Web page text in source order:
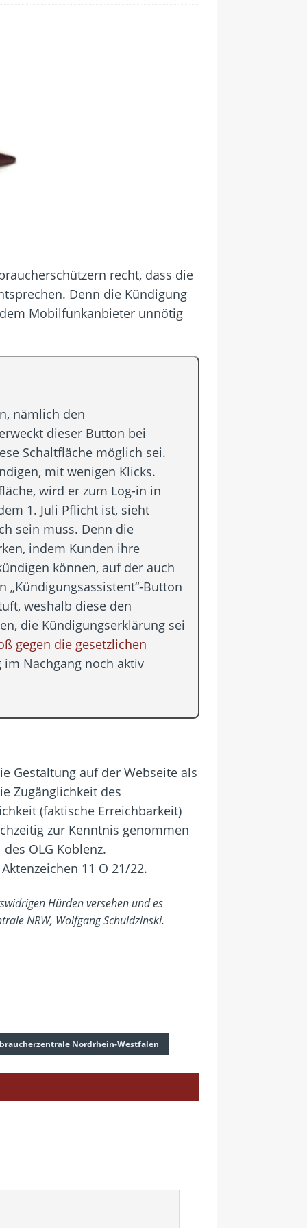
recht, dass die
Denn die Kündigung
Mobilfunkanbieter unnötig
nämlich den
dieser Button bei
Schaltfläche möglich sei.
mit wenigen Klicks.
wird er zum Log-in in
1. Juli Pflicht ist, sieht
sein muss. Denn die
indem Kunden ihre
können, auf der auch
„Kündigungsassistent“-Button
weshalb diese den
die Kündigungserklärung sei
gegen die gesetzlichen
Nachgang noch aktiv
Gestaltung auf der Webseite als
Zugänglichkeit des
(faktische Erreichbarkeit)
zur Kenntnis genommen
OLG Koblenz.
11 O 21/22.
Hürden versehen und es
NRW, Wolfgang Schuldzinski.
Nordrhein-Westfalen